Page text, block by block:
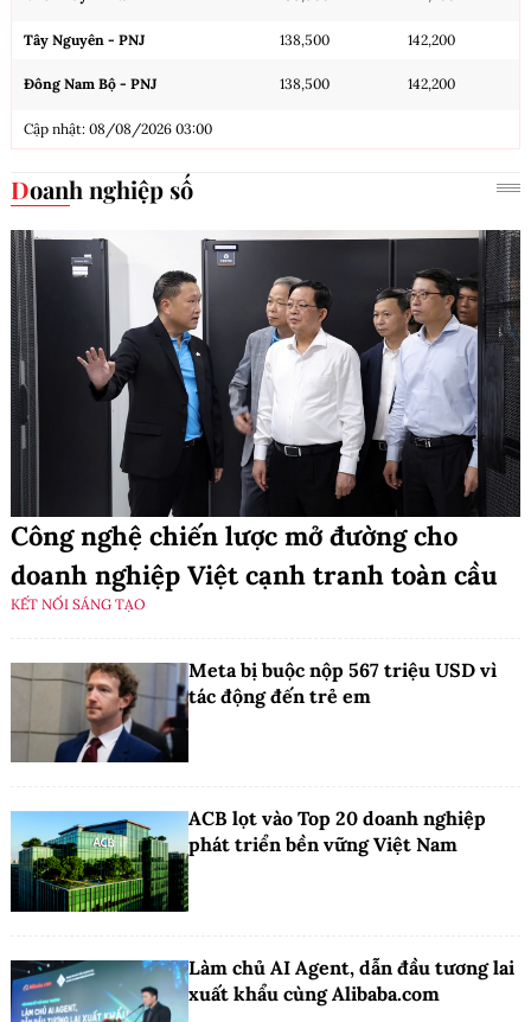
Tây Nguyên - PNJ 138,500 142,200
Đông Nam Bộ - PNJ 138,500 142,200
Cập nhật: 08/08/2026 03:00
Doanh nghiệp số
Công nghệ chiến lược mở đường cho
doanh nghiệp Việt cạnh tranh toàn cầu
KẾT NỐI SÁNG TẠO
Meta bị buộc nộp 567 triệu USD vì
tác động đến trẻ em
ACB lọt vào Top 20 doanh nghiệp
phát triển bền vững Việt Nam
Làm chủ AI Agent, dẫn đầu tương lai
xuất khẩu cùng Alibaba.com